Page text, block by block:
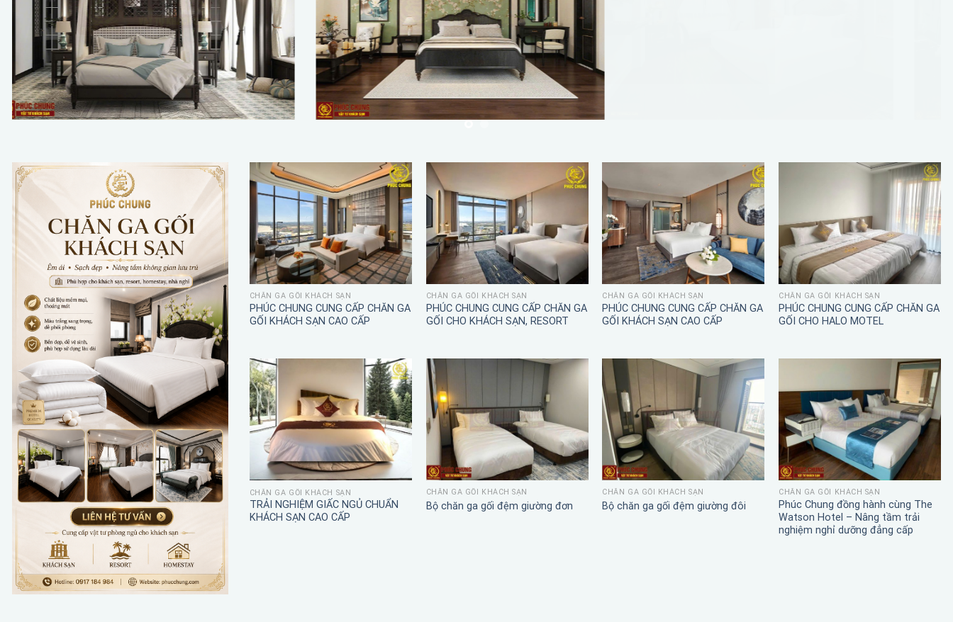
CHĂN GA GỐI KHÁCH SẠN
PHÚC CHUNG CUNG CẤP CHĂN GA
GỐI KHÁCH SẠN CAO CẤP
CHĂN GA GỐI KHÁCH SẠN
PHÚC CHUNG CUNG CẤP CHĂN GA
GỐI CHO KHÁCH SẠN, RESORT
CHĂN GA GỐI KHÁCH SẠN
PHÚC CHUNG CUNG CẤP CHĂN GA
GỐI KHÁCH SẠN CAO CẤP
CHĂN GA GỐI KHÁCH SẠN
PHÚC CHUNG CUNG CẤP CHĂN GA
GỐI CHO HALO MOTEL
CHĂN GA GỐI KHÁCH SẠN
TRẢI NGHIỆM GIẤC NGỦ CHUẨN
KHÁCH SẠN CAO CẤP
CHĂN GA GỐI KHÁCH SẠN
Bộ chăn ga gối đệm giường đơn
CHĂN GA GỐI KHÁCH SẠN
Bộ chăn ga gối đệm giường đôi
CHĂN GA GỐI KHÁCH SẠN
Phúc Chung đồng hành cùng The
Watson Hotel – Nâng tầm trải
nghiệm nghỉ dưỡng đẳng cấp